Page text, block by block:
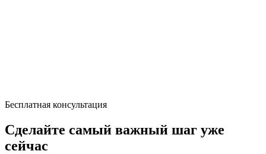
Бесплатная консультация
Сделайте самый важный шаг уже
сейчас